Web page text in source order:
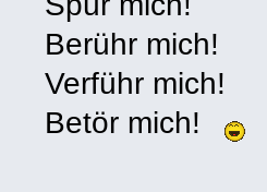
Berühr mich!
Verführ mich!
Betör mich!